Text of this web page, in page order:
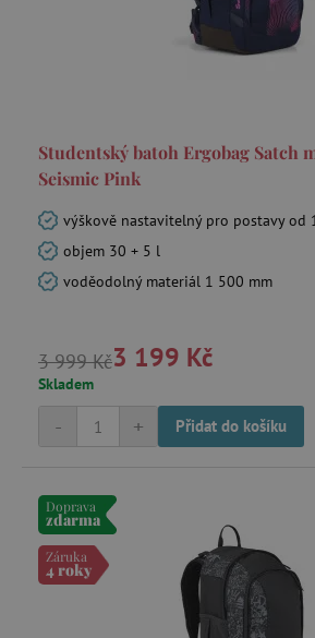
Studentský batoh Ergobag Satch
Seismic Pink
výškově nastavitelný pro postavy od
objem 30 + 5 l
voděodolný materiál 1 500 mm
3 999 Kč3 199 Kč
Skladem
+
- Přidat do košíku
Doprava
zdarma
Záruka
4 roky